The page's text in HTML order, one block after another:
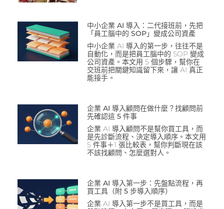
中小企業 AI 導入：二代接班前，先把
「員工腦中的 SOP」變成公司資產
中小企業 AI 導入的第一步，往往不是
自動化，而是把員工腦中的 SOP 變成
公司資產。本文用 5 個步驟，幫你在
交班前把關鍵知識留下來，讓 AI 真正
能接手。
企業 AI 導入顧問在做什麼？找顧問前
先確認這 5 件事
企業 AI 導入顧問不是幫你買工具，而
是先診斷流程、決定導入順序。本文用
5 件事＋1 張比較表，幫你判斷現在該
不該找顧問、怎麼選對人。
企業 AI 導入第一步：先盤點流程，再
買工具（附 5 步導入順序）
企業 AI 導入第一步不是買工具，而是